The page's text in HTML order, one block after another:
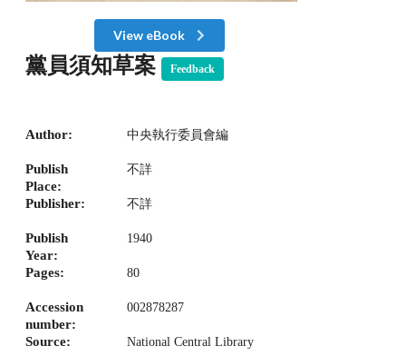
View eBook
黨員須知草案 Feedback
Author: 中央執行委員會編
Publish
Place:
不詳
Publisher: 不詳
Publish
Year:
1940
Pages: 80
Accession
number:
002878287
Source: National Central Library